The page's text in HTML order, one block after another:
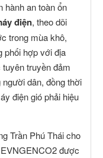
hành an toàn ổn
điện, theo dõi
trong mùa khô,
phối hợp với địa
truyền đảm
dân, đồng thời
điện gió phải hiệu
Trần Phú Thái cho
được